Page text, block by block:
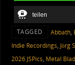
teilen
TAGGED Abbath,
Indie Recordings, Jörg
2026 JSPics, Metal